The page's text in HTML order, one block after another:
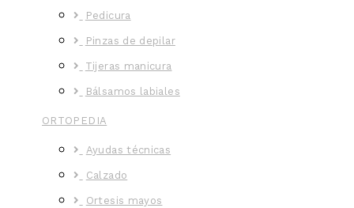
Pedicura
Pinzas de depilar
Tijeras manicura
Bálsamos labiales
ORTOPEDIA
Ayudas técnicas
Calzado
Ortesis mayos